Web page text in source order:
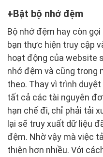
Bật bộ nhớ đệm
Bộ nhớ đệm hay còn
bạn thực hiện truy cập
hoạt động của website
nhớ đệm và cũng trong
theo. Thay vì trình
tất cả các tài nguyên
hạn chế đi, chỉ phải tải
lại sẽ truy xuất dữ liệu
đệm. Nhờ vậy mà việc
thiện hơn nhiều. Với